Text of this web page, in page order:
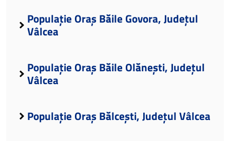
Populație Oraș Băile Govora, Județul
Vâlcea
Populație Oraș Băile Olănești, Județul
Vâlcea
Populație Oraș Bălcești, Județul Vâlcea